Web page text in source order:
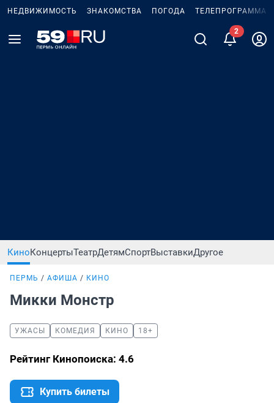
НЕДВИЖИМОСТЬ ЗНАКОМСТВА ПОГОДА ТЕЛЕПРОГРАММА
2
КиноКонцертыТеатрДетямСпортВыставкиДругое
ПЕРМЬ АФИША КИНО
Микки Монстр
УЖАСЫ КОМЕДИЯ КИНО 18+
Рейтинг Кинопоиска: 4.6
Купить билеты